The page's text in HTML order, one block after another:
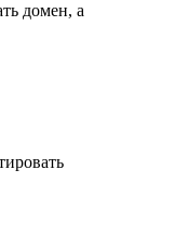
домен, а